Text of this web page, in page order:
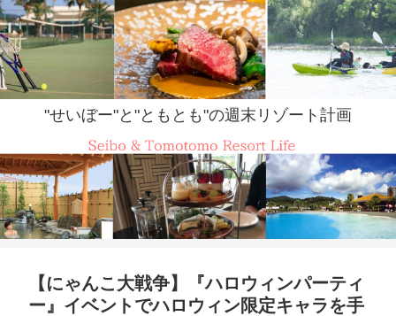
"せいぼー"と"ともとも"の週末リゾート計画
【にゃんこ大戦争】『ハロウィンパーティ
ー』イベントでハロウィン限定キャラを手